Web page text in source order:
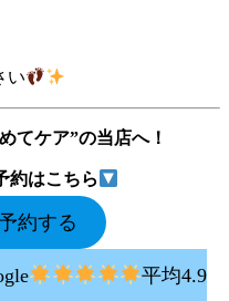
い
てケア”の当店へ！
はこちら
約する
平均4.9